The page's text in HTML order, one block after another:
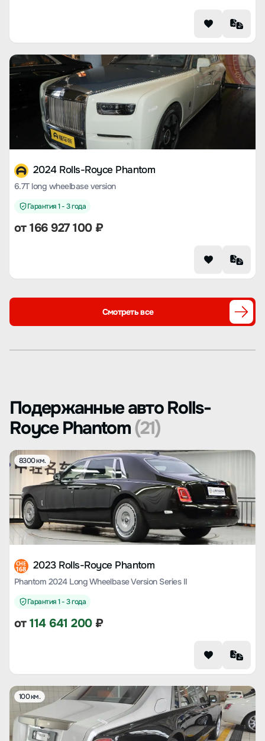
2024 Rolls-Royce Phantom
6.7T long wheelbase version
Гарантия 1 - 3 года
от 166 927 100 ₽
Смотреть все
Подержанные авто Rolls-
Royce Phantom(21)
8300 км.
CHE
168 2023 Rolls-Royce Phantom
Phantom 2024 Long Wheelbase Version Series II
Гарантия 1 - 3 года
от114 641 200₽
100 км.